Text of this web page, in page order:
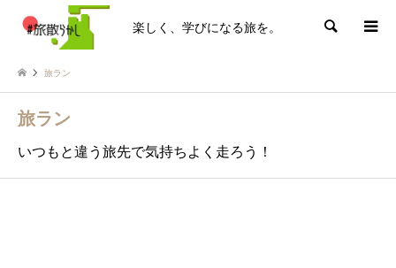
楽しく、学びになる旅を。 検索
旅ラン
旅ラン
いつもと違う旅先で気持ちよく走ろう！